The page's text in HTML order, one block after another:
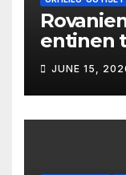
entinen
JUNE 15,